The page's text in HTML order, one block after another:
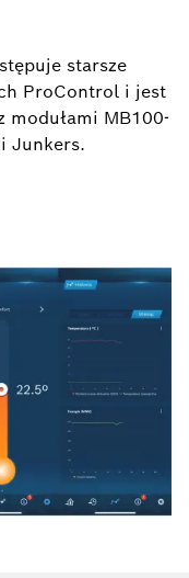
starsze
ProControl i jest
modułami MB100-
Junkers.